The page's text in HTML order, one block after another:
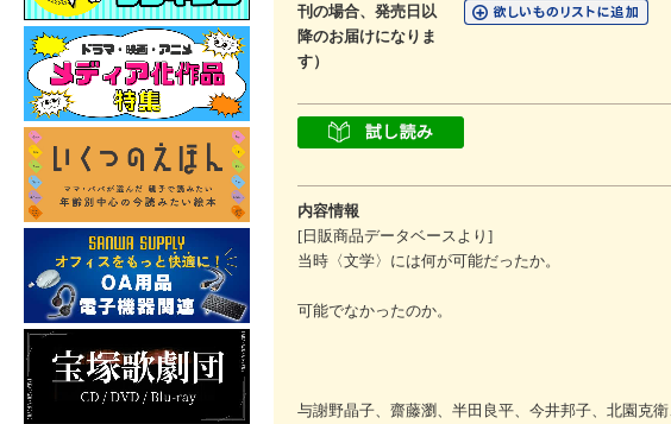
刊の場合、発売日以
降のお届けになりま
す）
内容情報
[日販商品データベースより]
当時〈文学〉には何が可能だったか。
可能でなかったのか。
与謝野晶子、齋藤瀏、半田良平、今井邦子、北園克